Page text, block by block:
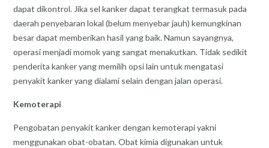
dapat dikontrol. Jika sel kanker dapat terangkat termasuk pada
daerah penyebaran lokal (belum menyebar jauh) kemungkinan
besar dapat memberikan hasil yang baik. Namun sayangnya,
operasi menjadi momok yang sangat menakutkan. Tidak sedikit
penderita kanker yang memilih opsi lain untuk mengatasi
penyakit kanker yang dialami selain dengan jalan operasi.
Kemoterapi
Pengobatan penyakit kanker dengan kemoterapi yakni
menggunakan obat-obatan. Obat kimia digunakan untuk